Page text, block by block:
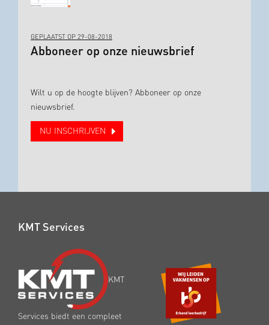
GEPLAATST OP 29-08-2018
Abboneer op onze nieuwsbrief
Wilt u op de hoogte blijven? Abboneer op onze
nieuwsbrief.
NU INSCHRIJVEN
KMT Services
KMT
Services biedt een compleet